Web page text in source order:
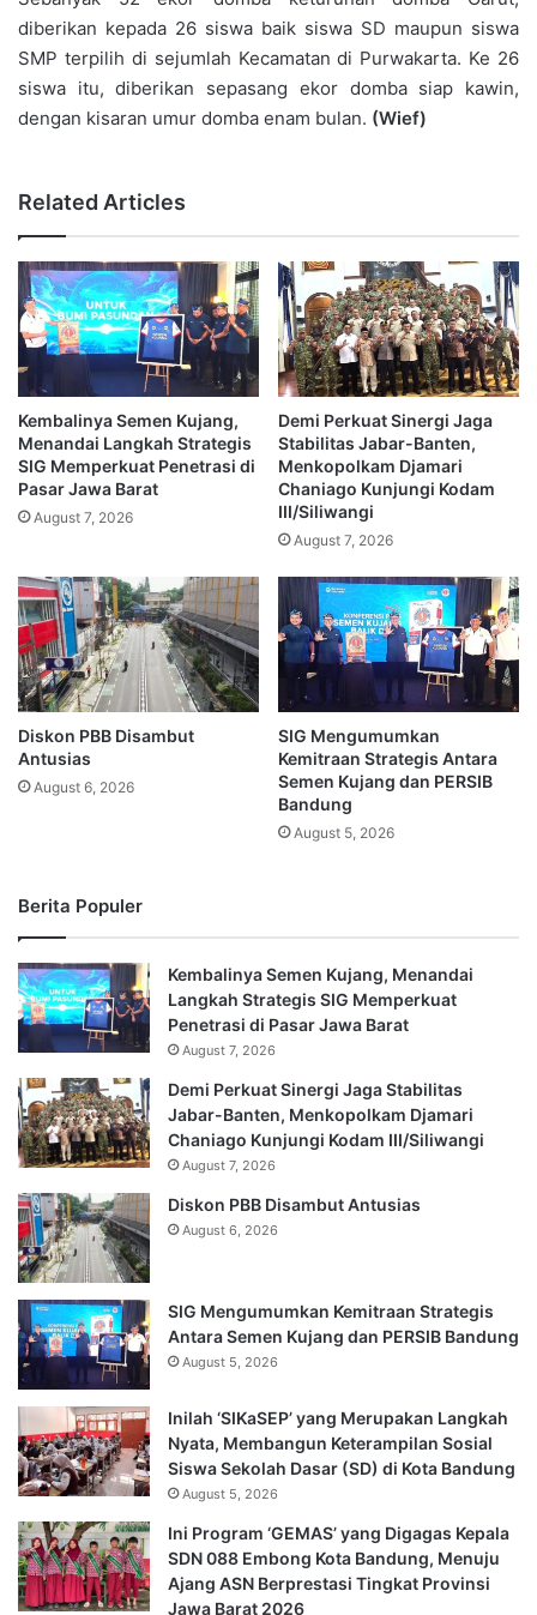
diberikan kepada 26 siswa baik siswa SD maupun siswa
SMP terpilih di sejumlah Kecamatan di Purwakarta. Ke 26
siswa itu, diberikan sepasang ekor domba siap kawin,
dengan kisaran umur domba enam bulan. (Wief)
Related Articles
Kembalinya Semen Kujang,
Menandai Langkah Strategis
SIG Memperkuat Penetrasi di
Pasar Jawa Barat
August 7, 2026
Demi Perkuat Sinergi Jaga
Stabilitas Jabar-Banten,
Menkopolkam Djamari
Chaniago Kunjungi Kodam
III/Siliwangi
August 7, 2026
Diskon PBB Disambut
Antusias
August 6, 2026
SIG Mengumumkan
Kemitraan Strategis Antara
Semen Kujang dan PERSIB
Bandung
August 5, 2026
Berita Populer
Kembalinya Semen Kujang, Menandai
Langkah Strategis SIG Memperkuat
Penetrasi di Pasar Jawa Barat
August 7, 2026
Demi Perkuat Sinergi Jaga Stabilitas
Jabar-Banten, Menkopolkam Djamari
Chaniago Kunjungi Kodam III/Siliwangi
August 7, 2026
Diskon PBB Disambut Antusias
August 6, 2026
SIG Mengumumkan Kemitraan Strategis
Antara Semen Kujang dan PERSIB Bandung
August 5, 2026
Inilah ‘SIKaSEP’ yang Merupakan Langkah
Nyata, Membangun Keterampilan Sosial
Siswa Sekolah Dasar (SD) di Kota Bandung
August 5, 2026
Ini Program ‘GEMAS’ yang Digagas Kepala
SDN 088 Embong Kota Bandung, Menuju
Ajang ASN Berprestasi Tingkat Provinsi
Jawa Barat 2026